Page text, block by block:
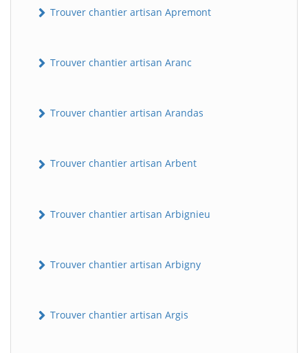
Trouver chantier artisan Apremont
Trouver chantier artisan Aranc
Trouver chantier artisan Arandas
Trouver chantier artisan Arbent
Trouver chantier artisan Arbignieu
Trouver chantier artisan Arbigny
Trouver chantier artisan Argis